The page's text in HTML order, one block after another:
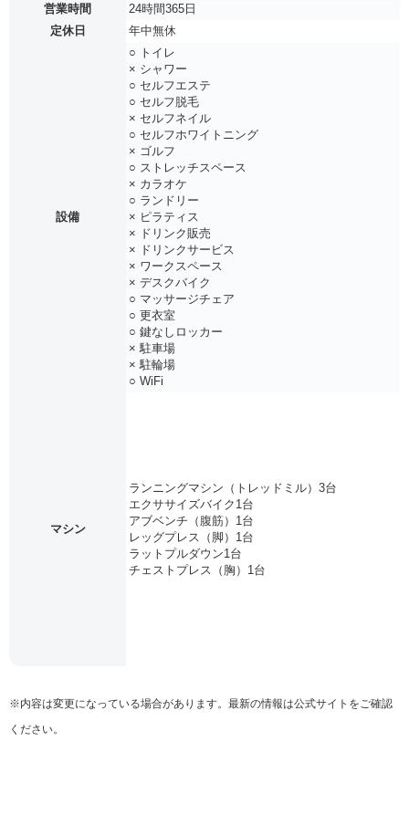
営業時間
24時間365日
定休日
年中無休
設備
○ トイレ
× シャワー
○ セルフエステ
○ セルフ脱毛
× セルフネイル
○ セルフホワイトニング
× ゴルフ
○ ストレッチスペース
× カラオケ
○ ランドリー
× ピラティス
× ドリンク販売
× ドリンクサービス
× ワークスペース
× デスクバイク
○ マッサージチェア
○ 更衣室
○ 鍵なしロッカー
× 駐車場
× 駐輪場
○ WiFi
マシン
ランニングマシン（トレッドミル）3台
エクササイズバイク1台
アブベンチ（腹筋）1台
レッグプレス（脚）1台
ラットプルダウン1台
チェストプレス（胸）1台
※内容は変更になっている場合があります。最新の情報は公式サイトをご確認
ください。